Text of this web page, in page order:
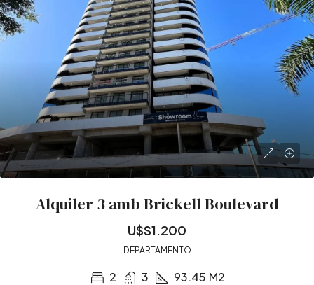
Alquiler 3 amb Brickell Boulevard
U$S1.200
DEPARTAMENTO
2 3 93.45 M2